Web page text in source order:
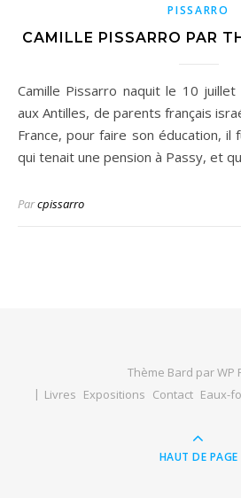
PISSARRO
CAMILLE PISSARRO PAR
Camille Pissarro naquit le 10 juillet 1830 à Saint-Thomas,
aux Antilles, de parents français
France, pour faire son éducation, il
qui tenait une pension à Passy, et
Parcpissarro
Thème Bard parWP
Livres Expositions Contact Eaux-
HAUT DE PAGE